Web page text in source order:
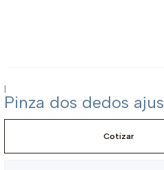
|
Pinza dos dedos
Cotizar